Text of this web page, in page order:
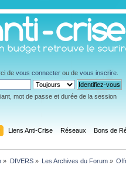
de vous connecter ou de vous inscrire
mot de passe et durée de la session
Liens Anti-Crise Réseaux Bons de
» DIVERS» Les Archives du Forum»